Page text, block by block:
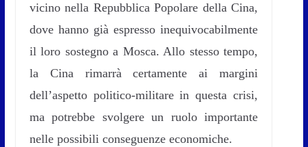
vicino nella Repubblica Popolare della Cina,
dove hanno già espresso inequivocabilmente
il loro sostegno a Mosca. Allo stesso tempo,
la Cina rimarrà certamente ai margini
dell’aspetto politico-militare in questa crisi,
ma potrebbe svolgere un ruolo importante
nelle possibili conseguenze economiche.